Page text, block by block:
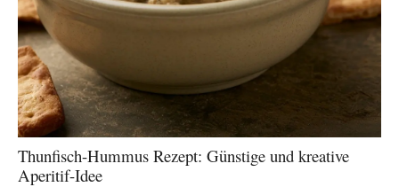
Thunfisch-Hummus Rezept: Günstige und kreative
Aperitif-Idee